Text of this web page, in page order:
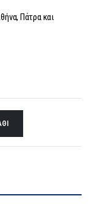
Πάτρα και